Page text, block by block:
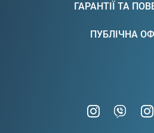
ГАРАНТІЇ ТА
ПУБЛІЧНА